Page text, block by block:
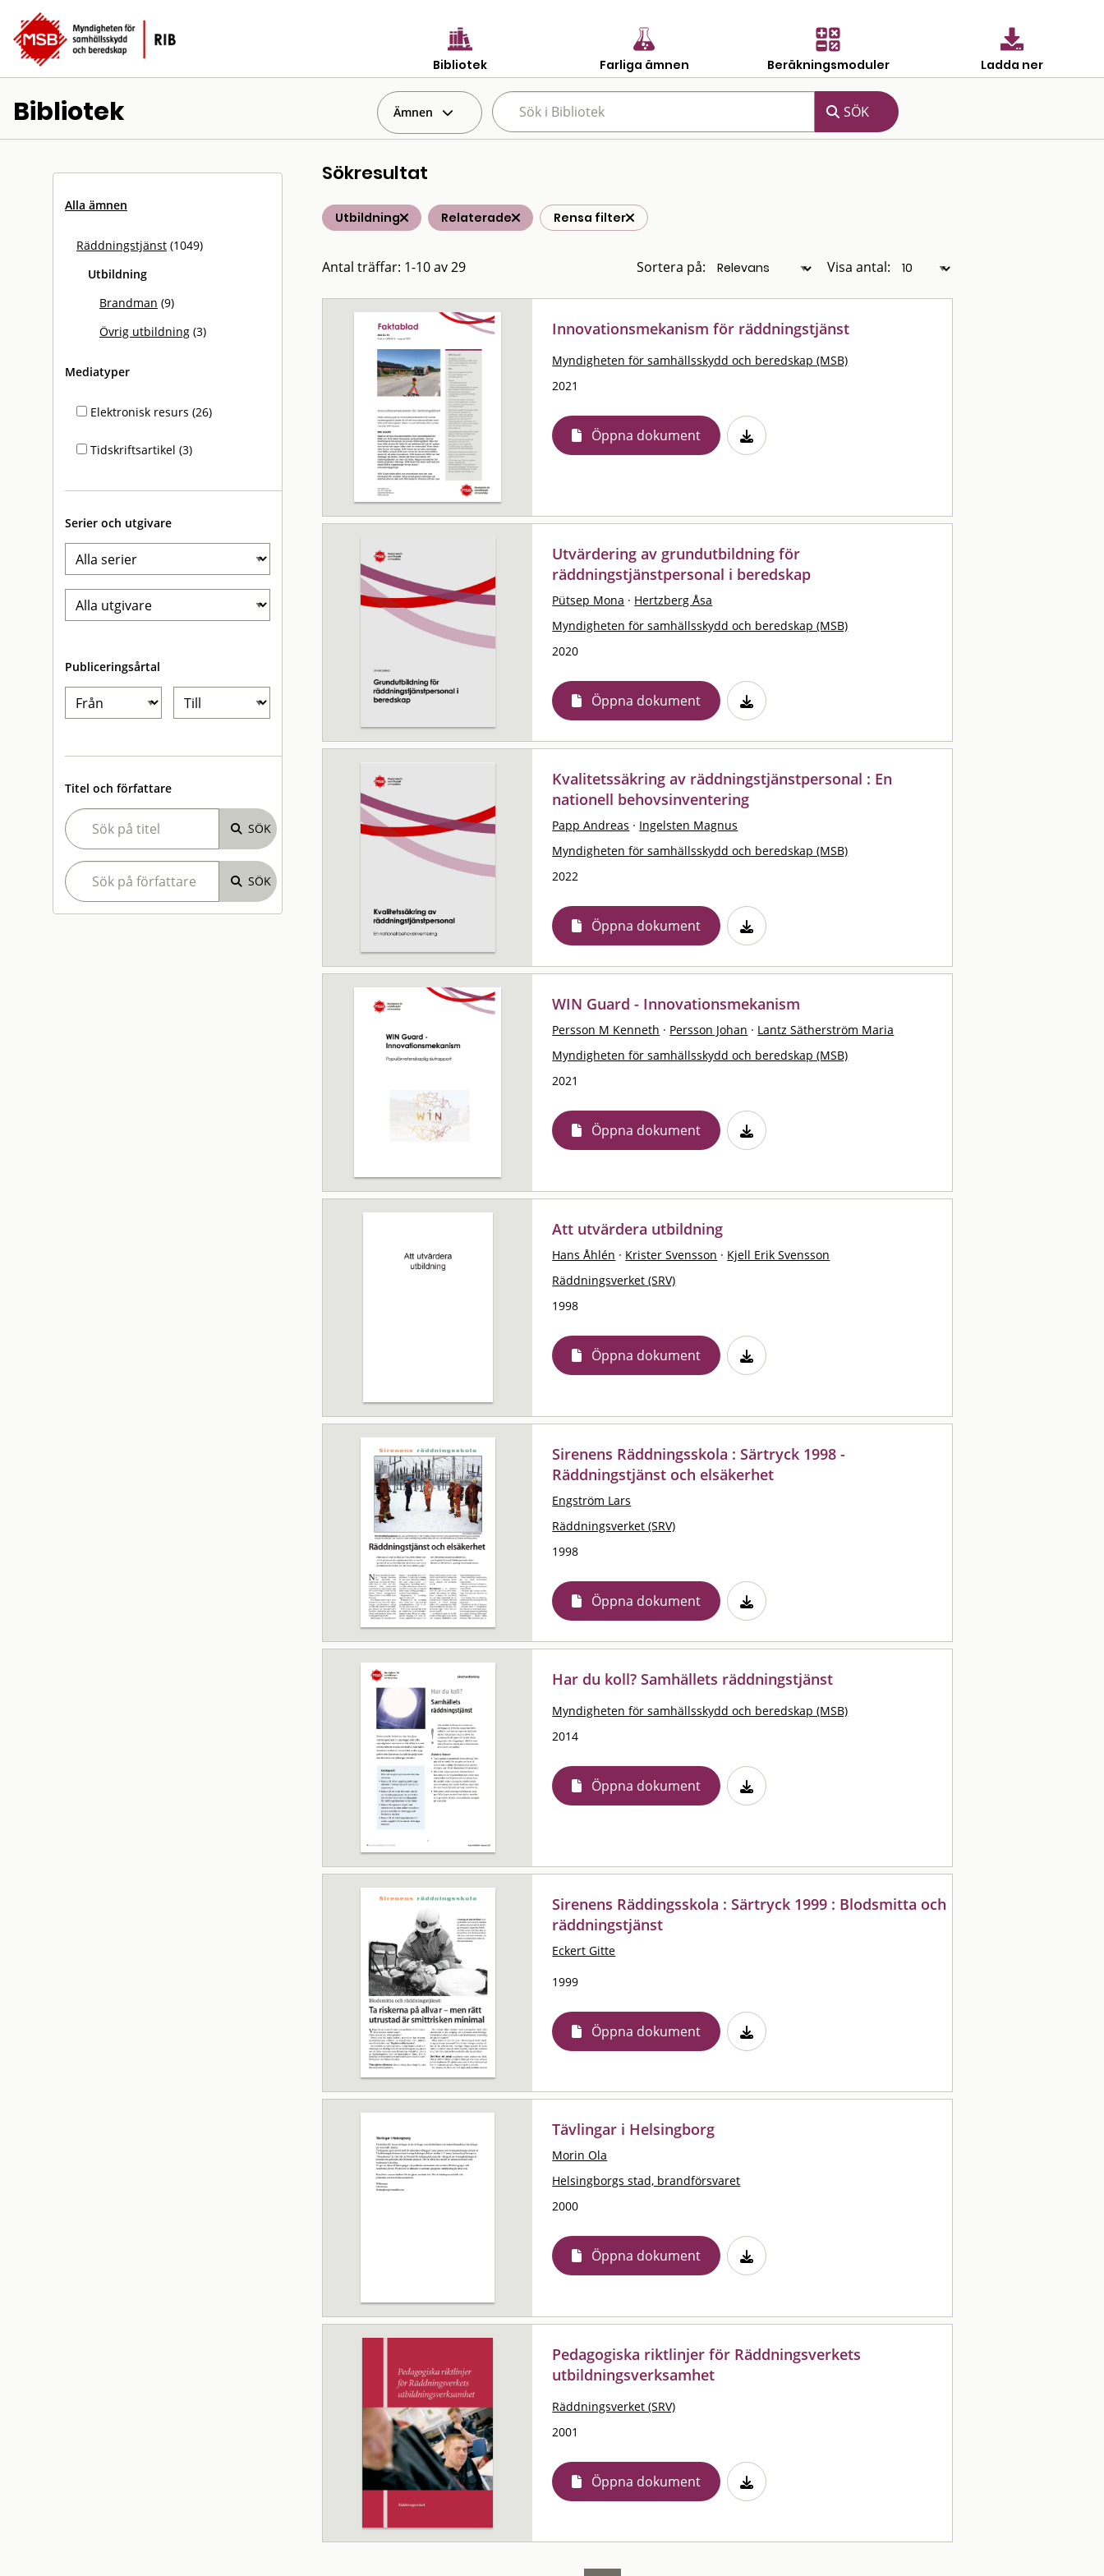
Bibliotek Farliga ämnen Beräkningsmoduler Ladda ner
Bibliotek Ämnen
Alla ämnen
Räddningstjänst (1049)
Utbildning
Brandman (9)
Övrig utbildning (3)
Mediatyper
Elektronisk resurs (26)
Tidskriftsartikel (3)
Serier och utgivare
Publiceringsårtal
Titel och författare
Sökresultat
Utbildning Relaterade Rensa filter
Antal träffar: 1-10 av 29 Sortera på: Visa antal:
Innovationsmekanism för räddningstjänst
Myndigheten för samhällsskydd och beredskap (MSB)
2021
Öppna dokument
Utvärdering av grundutbildning för
räddningstjänstpersonal i beredskap
Pütsep Mona · Hertzberg Åsa
Myndigheten för samhällsskydd och beredskap (MSB)
2020
Öppna dokument
Kvalitetssäkring av räddningstjänstpersonal : En
nationell behovsinventering
Papp Andreas · Ingelsten Magnus
Myndigheten för samhällsskydd och beredskap (MSB)
2022
Öppna dokument
WIN Guard - Innovationsmekanism
Persson M Kenneth · Persson Johan · Lantz Sätherström Maria
Myndigheten för samhällsskydd och beredskap (MSB)
2021
Öppna dokument
Att utvärdera utbildning
Hans Åhlén · Krister Svensson · Kjell Erik Svensson
Räddningsverket (SRV)
1998
Öppna dokument
Sirenens Räddningsskola : Särtryck 1998 -
Räddningstjänst och elsäkerhet
Engström Lars
Räddningsverket (SRV)
1998
Öppna dokument
Har du koll? Samhällets räddningstjänst
Myndigheten för samhällsskydd och beredskap (MSB)
2014
Öppna dokument
Sirenens Räddingsskola : Särtryck 1999 : Blodsmitta och
räddningstjänst
Eckert Gitte
1999
Öppna dokument
Tävlingar i Helsingborg
Morin Ola
Helsingborgs stad, brandförsvaret
2000
Öppna dokument
Pedagogiska riktlinjer för Räddningsverkets
utbildningsverksamhet
Räddningsverket (SRV)
2001
Öppna dokument